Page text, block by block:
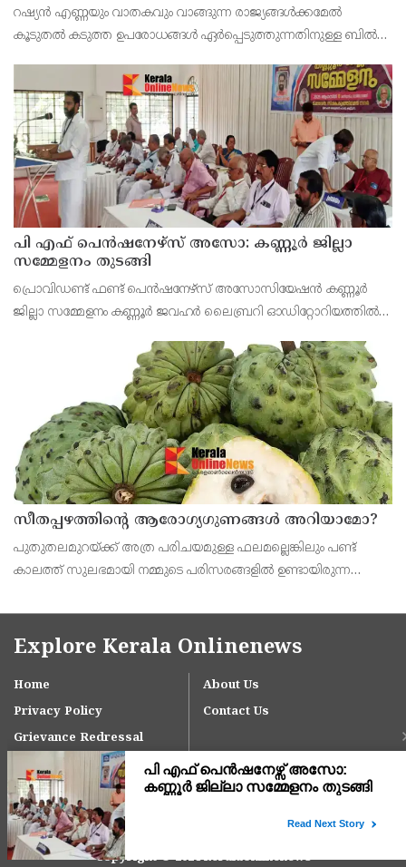
റഷ്യൻ എണ്ണയും വാതകവും വാങ്ങുന്ന രാജ്യങ്ങൾക്കമേൽ
കൂടുതൽ കടുത്ത ഉപരോധങ്ങൾ ഏർപ്പെടുത്തുന്നതിനുള്ള ബിൽ
ഇന്ത്യൻ പ്രധാനമന്ത്രി നരേന്ദ്ര മോദിക്കെതിരെ രൂക്ഷ
പി എഫ് പെൻഷനേഴ്സ് അസോ: കണ്ണൂർ ജില്ലാ
സമ്മേളനം തുടങ്ങി
പ്രൊവിഡണ്ട് ഫണ്ട് പെൻഷനേഴ്സ് അസോസിയേഷൻ കണ്ണൂർ
ജില്ലാ സമ്മേളനം കണ്ണൂർ ജവഹർ ലൈബ്രറി ഓഡിറ്റോറിയത്തിൽ
ഭരതൻ അദ്ധ്യക്ഷത വഹിച്ചു.
സീതപ്പഴത്തിന്റെ ആരോഗ്യഗുണങ്ങൾ അറിയാമോ?
പുതുതലമുറയ്ക്ക് അത്ര പരിചയമുള്ള ഫലമല്ലെങ്കിലും പണ്ട്
കാലത്ത് സുലഭമായി നമ്മുടെ പരിസരങ്ങളിൽ ഉണ്ടായിരുന്ന
ആസ്ത്മ അടക്കമുള്ള പ്രശ്‌നങ്ങൾക്കും സീതപ്പഴം ഗുണകര
Explore Kerala Onlinenews
Home
About Us
Privacy Policy
Contact Us
Grievance Redressal
Copyright © 2024 keralaonlinenews